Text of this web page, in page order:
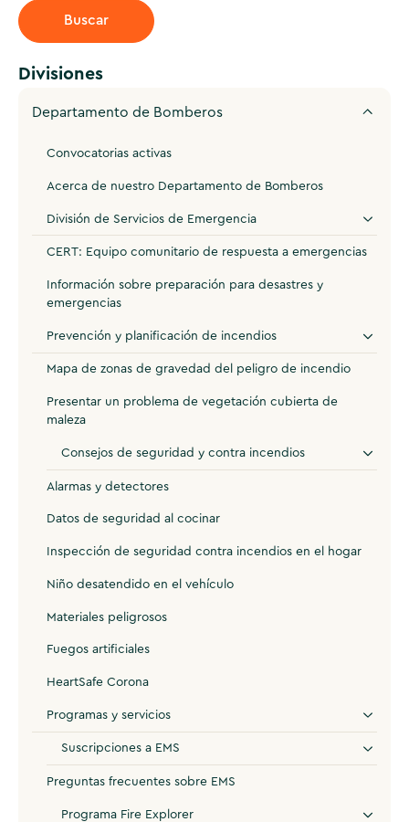
Divisiones
Departamento de Bomberos
Convocatorias activas
Acerca de nuestro Departamento de Bomberos
División de Servicios de Emergencia
CERT: Equipo comunitario de respuesta a emergencias
Información sobre preparación para desastres y
emergencias
Prevención y planificación de incendios
Mapa de zonas de gravedad del peligro de incendio
Presentar un problema de vegetación cubierta de
maleza
Consejos de seguridad y contra incendios
Alarmas y detectores
Datos de seguridad al cocinar
Inspección de seguridad contra incendios en el hogar
Niño desatendido en el vehículo
Materiales peligrosos
Fuegos artificiales
HeartSafe Corona
Programas y servicios
Suscripciones a EMS
Preguntas frecuentes sobre EMS
Programa Fire Explorer